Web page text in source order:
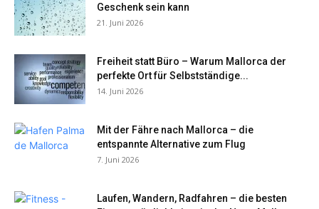
Geschenk sein kann
21. Juni 2026
Freiheit statt Büro – Warum Mallorca der
perfekte Ort für Selbstständige...
14. Juni 2026
Mit der Fähre nach Mallorca – die
entspannte Alternative zum Flug
7. Juni 2026
Laufen, Wandern, Radfahren – die besten